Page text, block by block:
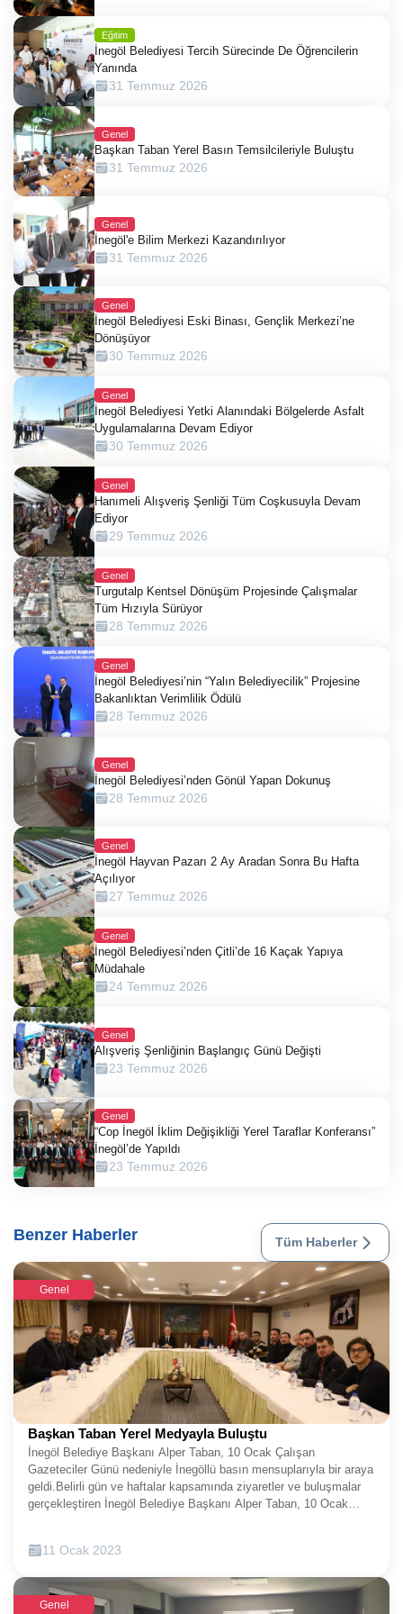
Eğitim
İnegöl Belediyesi Tercih Sürecinde De Öğrencilerin
Yanında
31 Temmuz 2026
Genel
Başkan Taban Yerel Basın Temsilcileriyle Buluştu
31 Temmuz 2026
Genel
İnegöl'e Bilim Merkezi Kazandırılıyor
31 Temmuz 2026
Genel
İnegöl Belediyesi Eski Binası, Gençlik Merkezi’ne
Dönüşüyor
30 Temmuz 2026
Genel
İnegöl Belediyesi Yetki Alanındaki Bölgelerde Asfalt
Uygulamalarına Devam Ediyor
30 Temmuz 2026
Genel
Hanımeli Alışveriş Şenliği Tüm Coşkusuyla Devam
Ediyor
29 Temmuz 2026
Genel
Turgutalp Kentsel Dönüşüm Projesinde Çalışmalar
Tüm Hızıyla Sürüyor
28 Temmuz 2026
Genel
İnegöl Belediyesi’nin “Yalın Belediyecilik” Projesine
Bakanlıktan Verimlilik Ödülü
28 Temmuz 2026
Genel
İnegöl Belediyesi’nden Gönül Yapan Dokunuş
28 Temmuz 2026
Genel
İnegöl Hayvan Pazarı 2 Ay Aradan Sonra Bu Hafta
Açılıyor
27 Temmuz 2026
Genel
İnegöl Belediyesi’nden Çitli’de 16 Kaçak Yapıya
Müdahale
24 Temmuz 2026
Genel
Alışveriş Şenliğinin Başlangıç Günü Değişti
23 Temmuz 2026
Genel
“Cop İnegöl İklim Değişikliği Yerel Taraflar Konferansı”
İnegöl’de Yapıldı
23 Temmuz 2026
Benzer Haberler Tüm Haberler
Genel
Başkan Taban Yerel Medyayla Buluştu
İnegöl Belediye Başkanı Alper Taban, 10 Ocak Çalışan
Gazeteciler Günü nedeniyle İnegöllü basın mensuplarıyla bir araya
geldi.Belirli gün ve haftalar kapsamında ziyaretler ve buluşmalar
gerçekleştiren İnegöl Belediye Başkanı Alper Taban, 10 Ocak
programda, Başkan Alper Taban basın mensuplarının gününü
SAHİBİSİNİZ”Basın mensuplarıyla buluşma programında bir
açıklama yapan Belediye Başkanı Alper Taban, basın
11 Ocak 2023
Genel